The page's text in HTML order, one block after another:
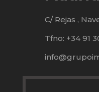
C/ Rejas , Nave
Tfno: +34 91